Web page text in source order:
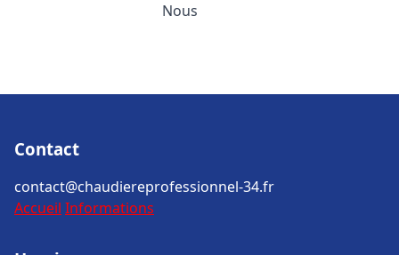
Nous
Contact
contact@chaudiereprofessionnel-34.fr
Accueil Informations